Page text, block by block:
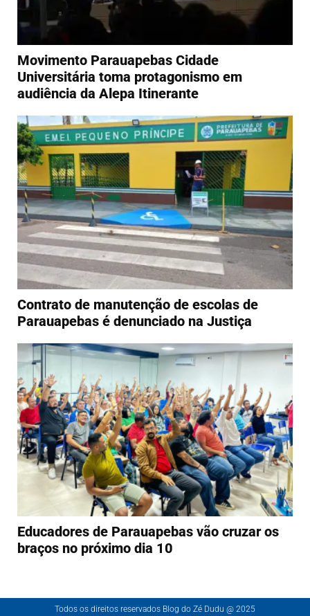
Movimento Parauapebas Cidade
Universitária toma protagonismo em
audiência da Alepa Itinerante
Contrato de manutenção de escolas de
Parauapebas é denunciado na Justiça
Educadores de Parauapebas vão cruzar os
braços no próximo dia 10
Todos os direitos reservados Blog do Zé Dudu @ 2025